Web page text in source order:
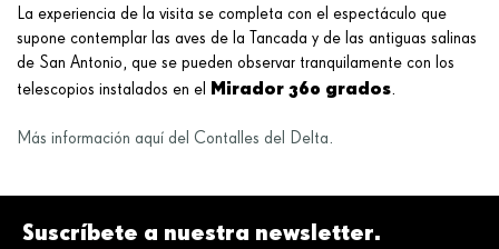
La experiencia de la visita se completa con el espectáculo que
supone contemplar las aves de la Tancada y de las antiguas salinas
de San Antonio, que se pueden observar tranquilamente con los
telescopios instalados en el Mirador 360 grados.
Más información aquí del Contalles del Delta.
Suscríbete a nuestra newsletter.